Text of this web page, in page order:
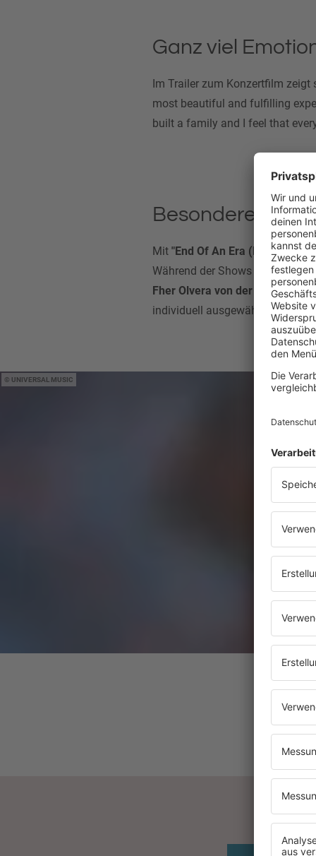
Ganz viel
Im Trailer zum Konzertfilm
most beautiful and fulfilling
built a family and I feel that
Besondere
Mit "End Of An Era (Live From
Während der Shows in Mexiko-
Fher Olvera von der Band Maná
individuell ausgewählte
UNIVERSAL MUSIC